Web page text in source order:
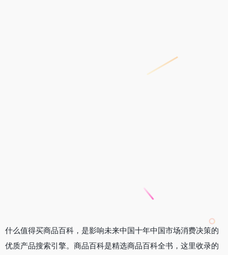
什么值得买商品百科，是影响未来中国十年中国市场消费决策的
优质产品搜索引擎。商品百科是精选商品百科全书，这里收录的